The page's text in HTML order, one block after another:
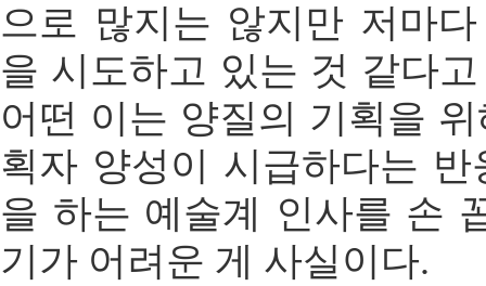
으로 많지는 않지만 저마
을 시도하고 있는 것 같다
어떤 이는 양질의 기획을
획자 양성이 시급하다는
을 하는 예술계 인사를 손
기가 어려운 게 사실이다.